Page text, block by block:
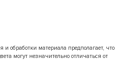
обработки материала предполагает, что
могут незначительно отличаться от